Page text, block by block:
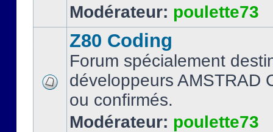
Modérateur: poulette73
Z80 Coding
Forum spécialement
développeurs AMSTRAD
ou confirmés.
Modérateur: poulette73